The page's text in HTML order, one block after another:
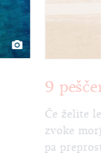
9
Če želite
zvoke
pa